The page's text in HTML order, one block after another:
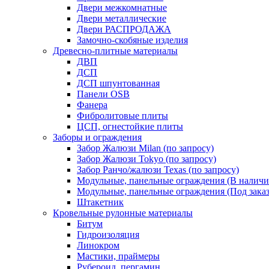
Двери межкомнатные
Двери металлические
Двери РАСПРОДАЖА
Замочно-скобяные изделия
Древесно-плитные материалы
ДВП
ДСП
ДСП шпунтованная
Панели OSB
Фанера
Фибролитовые плиты
ЦСП, огнестойкие плиты
Заборы и ограждения
Забор Жалюзи Milan (по запросу)
Забор Жалюзи Tokyo (по запросу)
Забор Ранчо/жалюзи Texas (по запросу)
Модульные, панельные ограждения (В
Модульные, панельные ограждения (Под
Штакетник
Кровельные рулонные материалы
Битум
Гидроизоляция
Линокром
Мастики, праймеры
Рубероид, пергамин